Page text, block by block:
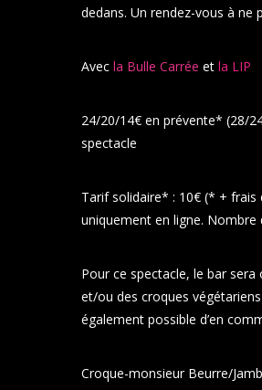
dedans. Un rendez-vous à ne
Avec la Bulle Carrée et la LIP
24/20/14€ en prévente* (28/
spectacle
Tarif solidaire* : 10€ (* + frais
uniquement en ligne. Nombre
Pour ce spectacle, le bar
et/ou des croques
également possible d’en
Croque-monsieur Beurre/